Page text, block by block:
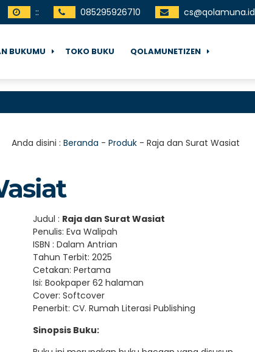
:: 085295926710 cs@qolamuna.id
BUKUMU TOKO BUKU QOLAMUNETIZEN
Anda disini : Beranda - Produk- Raja dan Surat Wasiat
Judul : Raja dan Surat Wasiat
Penulis: Eva Walipah
ISBN : Dalam Antrian
Tahun Terbit: 2025
Cetakan: Pertama
Isi: Bookpaper 62 halaman
Cover: Softcover
Penerbit: CV. Rumah Literasi Publishing
Sinopsis Buku: